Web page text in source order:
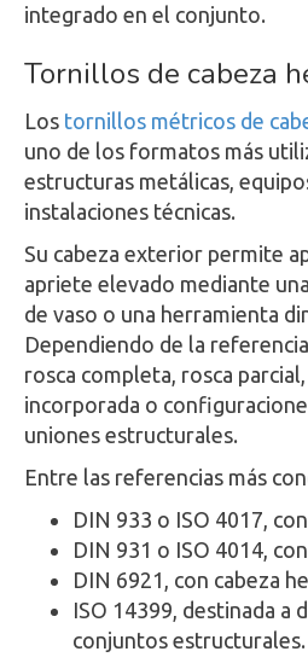
integrado en el conjunto.
Tornillos de cabeza
Los tornillos métricos de
uno de los formatos más
estructuras metálicas,
instalaciones técnicas.
Su cabeza exterior permite
apriete elevado mediante
de vaso o una herramienta
Dependiendo de la
rosca completa, rosca
incorporada o
uniones estructurales.
Entre las referencias más
DIN 933 o ISO 4017,
DIN 931 o ISO 4014,
DIN 6921, con cabeza
ISO 14399, destinada a
conjuntos estructurales.